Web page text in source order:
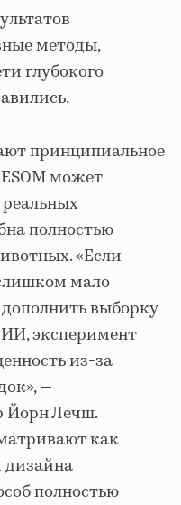
методы,
глубокого
принципиальное
может
полностью
«Если
мало
выборку
эксперимент
из-за
—
Йорн Лечш.
как
полностью